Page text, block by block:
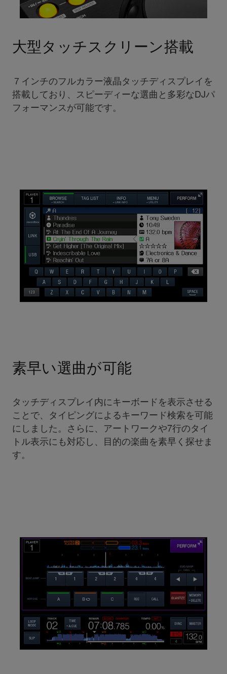
大型タッチスクリーン搭載
７インチのフルカラー液晶タッチディスプレイを
搭載しており、スピーディーな選曲と多彩なDJパ
フォーマンスが可能です。
素早い選曲が可能
タッチディスプレイ内にキーボードを表示させる
ことで、タイピングによるキーワード検索を可能
にしました。さらに、アートワークや7行のタイ
トル表示にも対応し、目的の楽曲を素早く探せま
す。